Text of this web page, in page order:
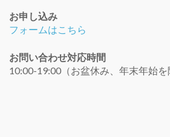
お申し込み
フォームはこちら
お問い合わせ対応時間
10:00-19:00（お盆休み、年末年始を